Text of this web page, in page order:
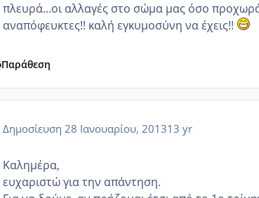
πλευρά...οι αλλαγές στο σώμα μας όσο
αναπόφευκτες!! καλή εγκυμοσύνη να έχεις!!
Παράθεση
Δημοσίευση 28 Ιανουαρίου, 201313 yr
Καλημέρα,
ευχαριστώ για την απάντηση.